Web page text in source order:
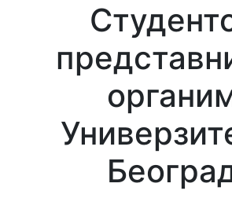
Исхрана студената
Култура
Најбољи студенти
Здравствена заштита